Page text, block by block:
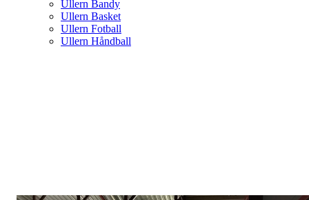
Ullern Bandy
Ullern Basket
Ullern Fotball
Ullern Håndball